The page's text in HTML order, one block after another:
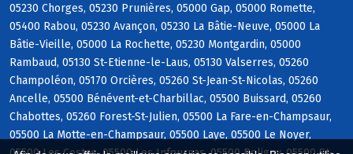
05230 Chorges, 05230 Prunières, 05000 Gap, 05000 Romette,
05400 Rabou, 05230 Avançon, 05230 La Bâtie-Neuve, 05000 La
Bâtie-Vieille, 05000 La Rochette, 05230 Montgardin, 05000
Rambaud, 05130 St-Etienne-le-Laus, 05130 Valserres, 05260
Champoléon, 05170 Orcières, 05260 St-Jean-St-Nicolas, 05260
Ancelle, 05500 Bénévent-et-Charbillac, 05500 Buissard, 05260
Chabottes, 05260 Forest-St-Julien, 05500 La Fare-en-Champsaur,
05500 La Motte-en-Champsaur, 05500 Laye, 05500 Le Noyer,